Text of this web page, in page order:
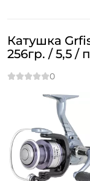
Катушка Grfish
256гр. / 5,5